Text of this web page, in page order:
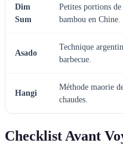
Dim
Sum
Petites portions de
bambou en Chine.
Asado
Technique
barbecue.
Hangi
Méthode maorie
chaudes.
Checklist Avant